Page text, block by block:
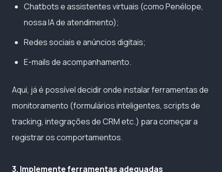
Chatbots e assistentes virtuais (como Penélope,
nossa IA de atendimento);
Redes sociais e anúncios digitais;
E-mails de acompanhamento.
Aqui, já é possível decidir onde instalar ferramentas de
monitoramento (formulários inteligentes, scripts de
tracking, integrações de CRM etc.) para começar a
registrar os comportamentos.
3. Implemente ferramentas adequadas